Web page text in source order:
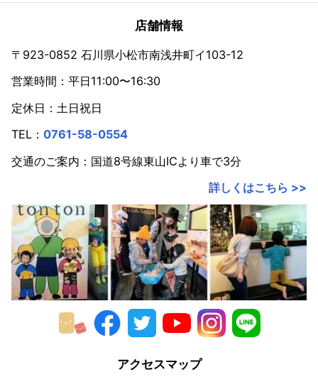
店舗情報
〒923-0852 石川県小松市南浅井町イ103-12
営業時間：平日11:00〜16:30
定休日：土日祝日
TEL： 0761-58-0554
交通のご案内：国道8号線東山ICより車で3分
詳しくはこちら >>
アクセスマップ